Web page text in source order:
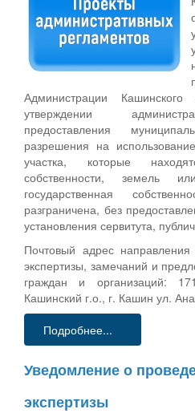
Администрации
утверждении
предоставления
разрешения на
участка, которые
собственности, земель
государственная
разграничена, без
установления сервитута,
Почтовый адрес
экспертизы, замечаний и
граждан и организаций:
Кашинский г.о., г. Кашин ул.
Подробнее...
Уведомление о
экспертизы